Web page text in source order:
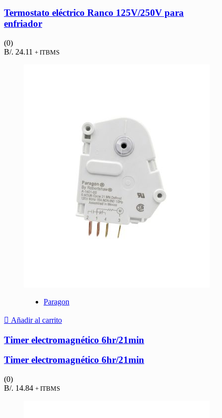
Termostato eléctrico Ranco 125V/250V para
enfriador
(0)
B/. 24.11 + ITBMS
Paragon
Añadir al carrito
Timer electromagnético 6hr/21min
Timer electromagnético 6hr/21min
(0)
B/. 14.84 + ITBMS